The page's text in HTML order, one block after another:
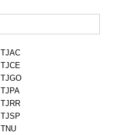
TJAC
TJCE
TJGO
TJPA
TJRR
TJSP
TNU